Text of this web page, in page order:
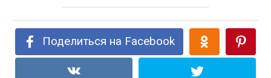
Поделиться на Facebook